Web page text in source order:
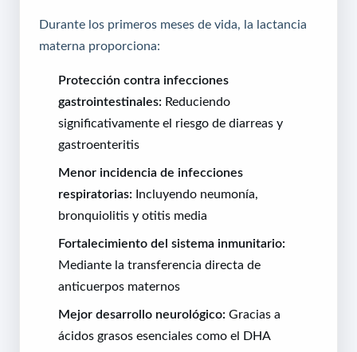
Durante los primeros meses de vida, la lactancia
materna proporciona:
Protección contra infecciones
gastrointestinales: Reduciendo
significativamente el riesgo de diarreas y
gastroenteritis
Menor incidencia de infecciones
respiratorias: Incluyendo neumonía,
bronquiolitis y otitis media
Fortalecimiento del sistema inmunitario:
Mediante la transferencia directa de
anticuerpos maternos
Mejor desarrollo neurológico: Gracias a
ácidos grasos esenciales como el DHA